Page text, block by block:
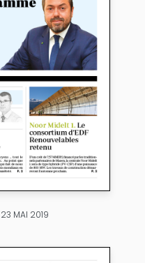
23 MAI 2019